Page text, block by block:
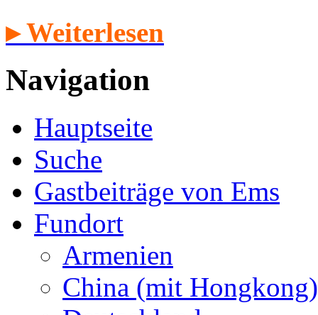
▸ Weiterlesen
Navigation
Hauptseite
Suche
Gastbeiträge von Ems
Fundort
Armenien
China (mit Hongkong)